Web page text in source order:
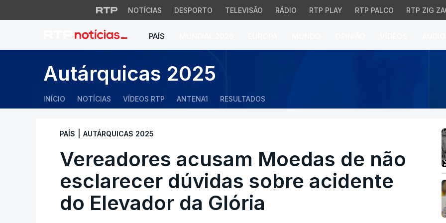
NOTÍCIAS DESPORTO TELEVISÃO RÁDIO RTP PLAY RTP PALCO RTP ZIG
PAÍS
Vereadores acusam Moedas de não
Autárquicas 2025
INÍCIO NOTÍCIAS VÍDEOS RTP ANTENA1 RESULTADOS
PAÍS AUTÁRQUICAS 2025
Vereadores acusam Moedas de não
esclarecer dúvidas sobre acidente
do Elevador da Glória